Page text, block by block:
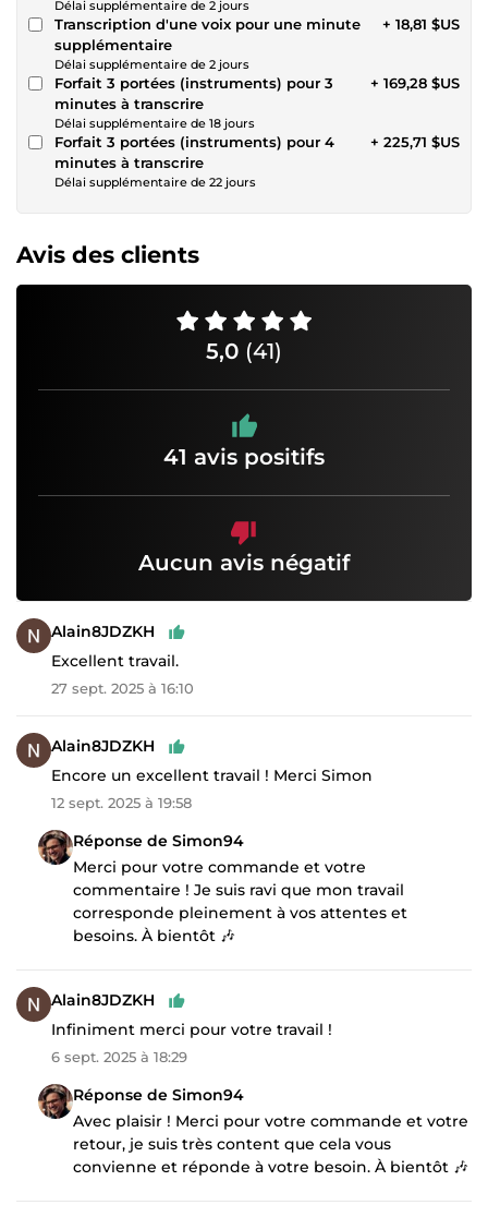
Délai supplémentaire de 2 jours
Transcription d'une voix pour une minute
supplémentaire
Délai supplémentaire de 2 jours
+ 18,81 $US
Forfait 3 portées (instruments) pour 3
minutes à transcrire
Délai supplémentaire de 18 jours
+ 169,28 $US
Forfait 3 portées (instruments) pour 4
minutes à transcrire
Délai supplémentaire de 22 jours
+ 225,71 $US
Avis des clients
5,0 (41)
41 avis positifs
Aucun avis négatif
Alain8JDZKH
Excellent travail.
27 sept. 2025 à 16:10
Alain8JDZKH
Encore un excellent travail ! Merci Simon
12 sept. 2025 à 19:58
Réponse de Simon94
Merci pour votre commande et votre
commentaire ! Je suis ravi que mon travail
corresponde pleinement à vos attentes et
besoins. À bientôt 🎶
Alain8JDZKH
Infiniment merci pour votre travail !
6 sept. 2025 à 18:29
Réponse de Simon94
Avec plaisir ! Merci pour votre commande et votre
retour, je suis très content que cela vous
convienne et réponde à votre besoin. À bientôt 🎶